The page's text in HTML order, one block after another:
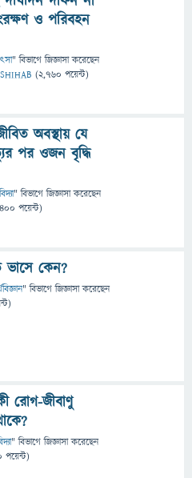
ও পরিবহন
" বিভাগে জিজ্ঞাসাকরেছেন
(2,760 পয়েন্ট)
অবস্থায় যে
পর ওজন বৃদ্ধি
" বিভাগে জিজ্ঞাসাকরেছেন
পয়েন্ট)
ভাসে কেন?
" বিভাগে জিজ্ঞাসাকরেছেন
রোগ-জীবাণু
" বিভাগে জিজ্ঞাসাকরেছেন
পয়েন্ট)